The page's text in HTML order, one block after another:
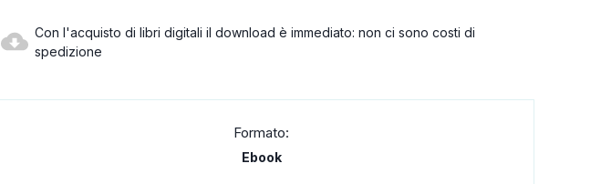
Con l'acquisto di libri digitali il download è immediato: non ci sono costi di
spedizione
Formato:
Ebook